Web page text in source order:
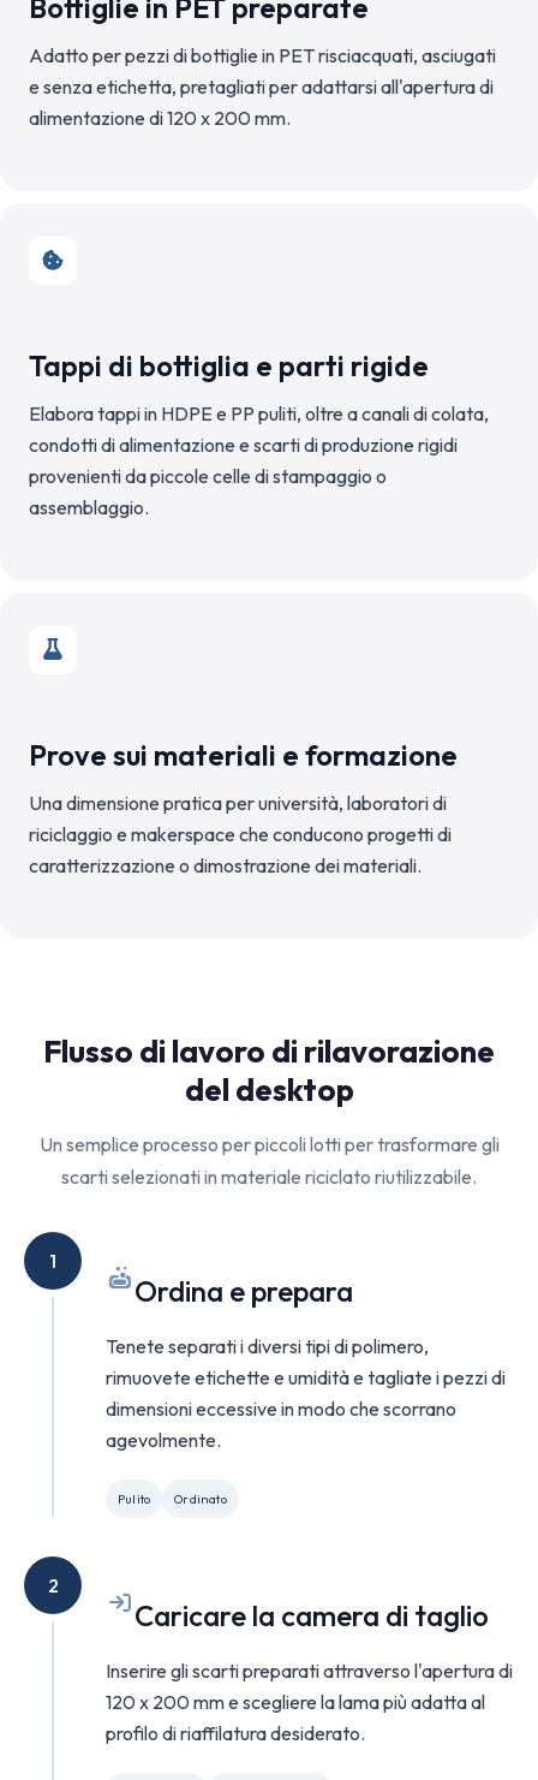
Bottiglie in PET preparate
Adatto per pezzi di bottiglie in PET risciacquati, asciugati
e senza etichetta, pretagliati per adattarsi all'apertura di
alimentazione di 120 x 200 mm.
Tappi di bottiglia e parti rigide
Elabora tappi in HDPE e PP puliti, oltre a canali di colata,
condotti di alimentazione e scarti di produzione rigidi
provenienti da piccole celle di stampaggio o
assemblaggio.
Prove sui materiali e formazione
Una dimensione pratica per università, laboratori di
riciclaggio e makerspace che conducono progetti di
caratterizzazione o dimostrazione dei materiali.
Flusso di lavoro di rilavorazione
del desktop
Un semplice processo per piccoli lotti per trasformare gli
scarti selezionati in materiale riciclato riutilizzabile.
1
Ordina e prepara
Tenete separati i diversi tipi di polimero,
rimuovete etichette e umidità e tagliate i pezzi di
dimensioni eccessive in modo che scorrano
agevolmente.
Pulito Ordinato
2
Caricare la camera di taglio
Inserire gli scarti preparati attraverso l'apertura di
120 x 200 mm e scegliere la lama più adatta al
profilo di riaffilatura desiderato.